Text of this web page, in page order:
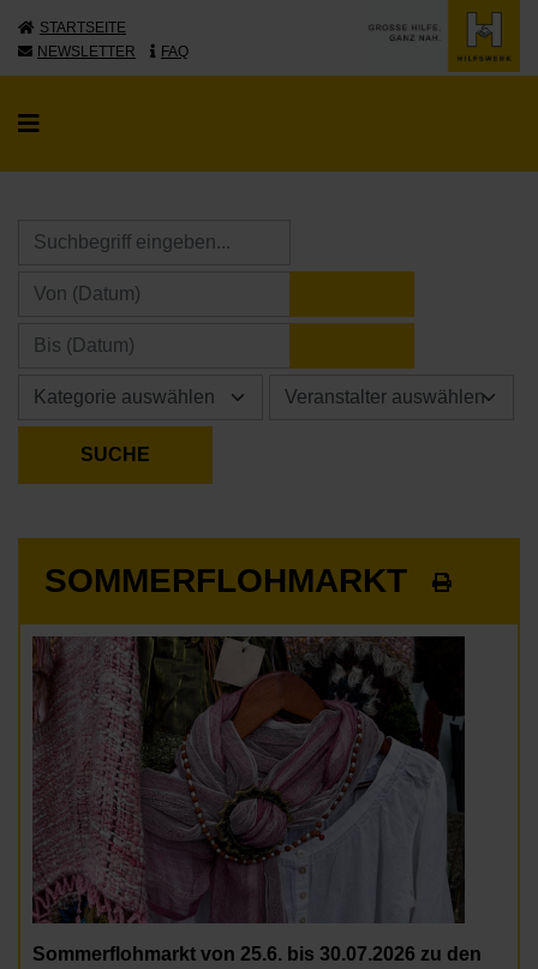
STARTSEITE
NEWSLETTER
FAQ
SOMMERFLOHMARKT
Sommerflohmarkt von 25.6. bis 30.07.2026 zu den